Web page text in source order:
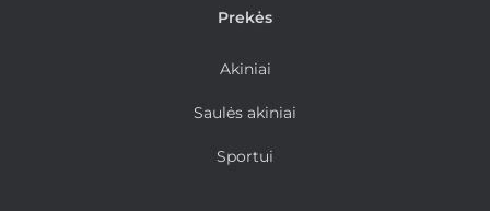
Prekės
Akiniai
Saulės akiniai
Sportui